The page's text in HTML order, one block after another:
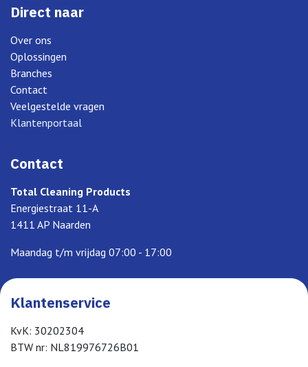
Direct naar
Over ons
Oplossingen
Branches
Contact
Veelgestelde vragen
Klantenportaal
Contact
Total Cleaning Products
Energiestraat 11-A
1411 AP Naarden
Maandag t/m vrijdag 07:00 - 17:00
Klantenservice
KvK: 30202304
BTW nr: NL819976726B01